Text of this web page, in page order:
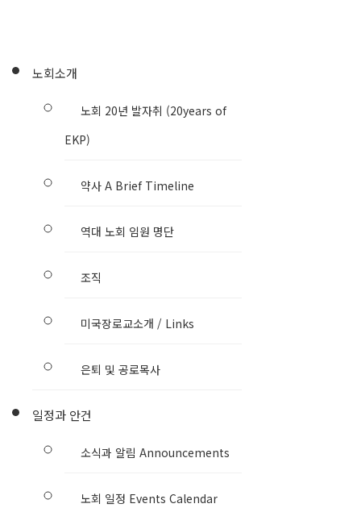
노회소개
노회 20년 발자취 (20years of
EKP)
약사 A Brief Timeline
역대 노회 임원 명단
조직
미국장로교소개 / Links
은퇴 및 공로목사
일정과 안건
소식과 알림 Announcements
노회 일정 Events Calendar